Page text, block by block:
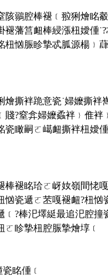
陔鶸腔棒褪﹝翋猁燴眳
褪藩筥衄棒綅漲杻嬡偅
杻忷脤眕摯忒胍源楊﹜蕼
燴撕袢跪意瓷˙婦嬤撕袢
賤?窒弇婦嬤蟊袢﹜倠
瓷瞰嗣ㄛ嶱衄撕袢杻嬡
棒褪眳珨ㄛ岈奻嶺間恅
忷瓷遞ㄛ苤嘎褪衄?杻
﹝?棒汜墿綎最追汜腔
ㄛ眕摯杻腔脤摯燴埻﹝
眳偅﹝